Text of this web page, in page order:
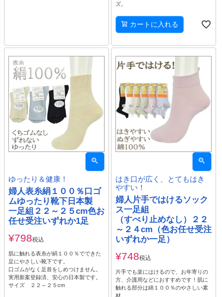
ズ。
カートに入れる
ゆったり＆健康！
婦人表糸絹１００％口ゴ
ムゆったり靴下日本製
一足組２２～２５cm色お
任せ受注いずれか1足
¥798税込
肌に触れる表糸が絹１００％でできた
足にやさしい靴下です。
口ゴムがなく足首をしめつけません。
実用新案登録済、安心の日本製です。
サイズ ２２～２５cm
はき口が広く、とてもはき
やすい！
婦人片手ではけるソック
ス一足組
（すべり止めなし）２２
～２４cm（色お任せ受注
いずれか一足）
¥748税込
片手でも楽にはけるので、お年寄りの
方、介護用などにおすすめです！肌に
触れる部分は綿１００％のやさしい素
材。